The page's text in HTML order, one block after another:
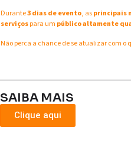
Durante3 dias de evento, asprincipais
serviçospara um público altamente
Não perca a chance de se atualizar com
SAIBA MAIS
Clique aqui